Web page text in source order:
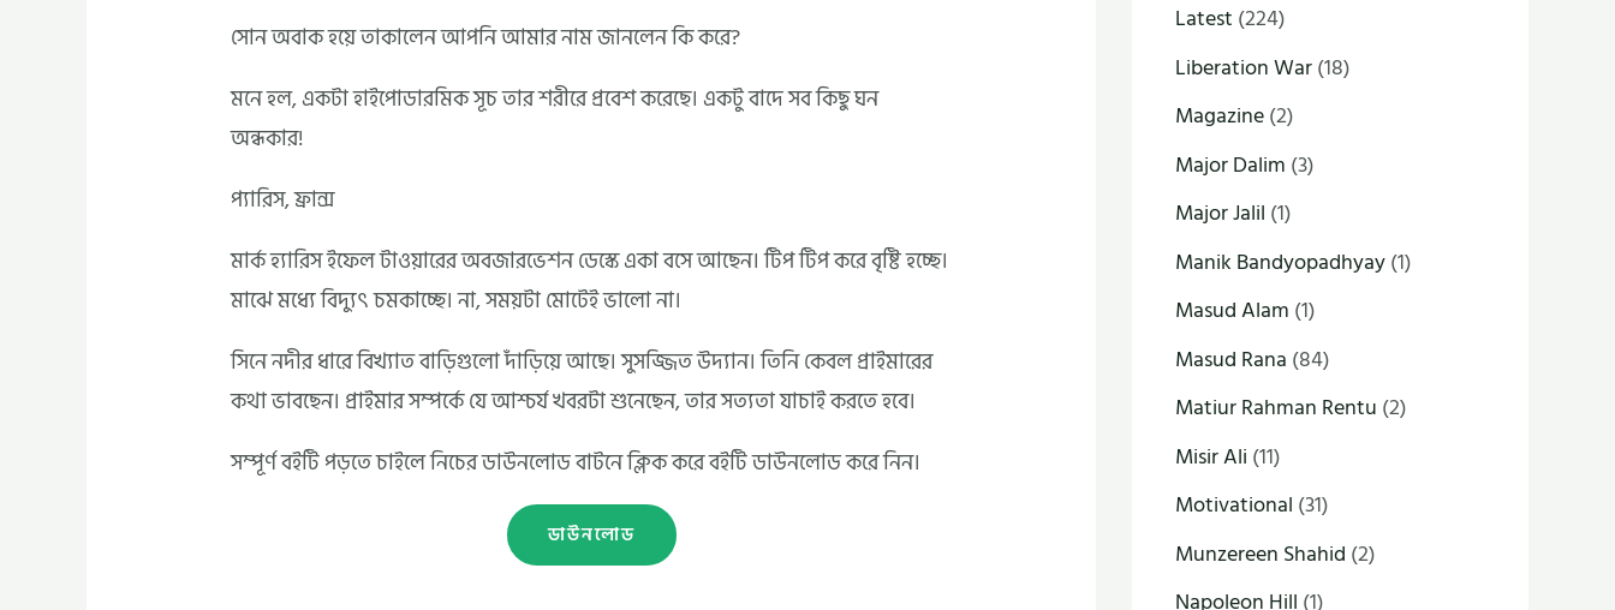
সোন অবাক হয়ে তাকালেন আপনি আমার নাম জানলেন কি করে?
মনে হল, একটা হাইপোডারমিক সূচ তার শরীরে প্রবেশ করেছে। একটু বাদে সব কিছু ঘন
অন্ধকার!
প্যারিস, ফ্রান্স
মার্ক হ্যারিস ইফেল টাওয়ারের অবজারভেশন ডেস্কে একা বসে আছেন। টিপ টিপ করে বৃষ্টি হচ্ছে।
মাঝে মধ্যে বিদ্যুৎ চমকাচ্ছে। না, সময়টা মোটেই ভালো না।
সিনে নদীর ধারে বিখ্যাত বাড়িগুলো দাঁড়িয়ে আছে। সুসজ্জিত উদ্যান। তিনি কেবল প্রাইমারের
কথা ভাবছেন। প্রাইমার সম্পর্কে যে আশ্চর্য খবরটা শুনেছেন, তার সত্যতা যাচাই করতে হবে।
সম্পূর্ণ বইটি পড়তে চাইলে নিচের ডাউনলোড বাটনে ক্লিক করে বইটি ডাউনলোড করে নিন।
ডাউনলোড
Latest (224)
Liberation War(18)
Magazine(2)
Major Dalim (3)
Major Jalil (1)
Manik Bandyopadhyay(1)
Masud Alam (1)
Masud Rana (84)
Matiur Rahman Rentu (2)
Misir Ali (11)
Motivational (31)
Munzereen Shahid (2)
Napoleon Hill (1)